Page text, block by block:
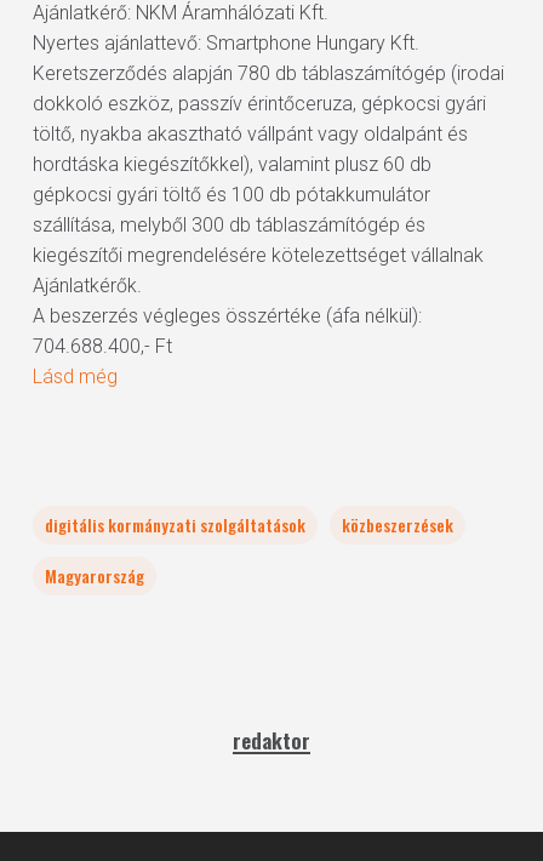
Ajánlatkérő: NKM Áramhálózati Kft.
Nyertes ajánlattevő: Smartphone Hungary Kft.
Keretszerződés alapján 780 db táblaszámítógép (irodai
dokkoló eszköz, passzív érintőceruza, gépkocsi gyári
töltő, nyakba akasztható vállpánt vagy oldalpánt és
hordtáska kiegészítőkkel), valamint plusz 60 db
gépkocsi gyári töltő és 100 db pótakkumulátor
szállítása, melyből 300 db táblaszámítógép és
kiegészítői megrendelésére kötelezettséget vállalnak
Ajánlatkérők.
A beszerzés végleges összértéke (áfa nélkül):
704.688.400,- Ft
Lásd még
digitális kormányzati szolgáltatások
közbeszerzések
Magyarország
redaktor